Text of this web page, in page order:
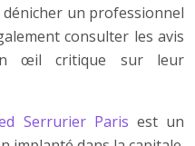
un professionnel
consulter les avis
œil critique sur leur
Serrurier Paris est un